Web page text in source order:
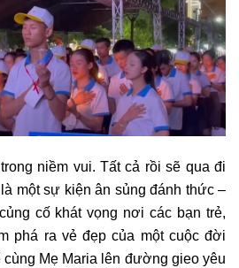
niềm vui. Tất cả rồi sẽ qua đi
một sự kiện ân sủng đánh thức –
cố khát vọng nơi các bạn trẻ,
phá ra vẻ đẹp của một cuộc đời
Mẹ Maria lên đường gieo yêu